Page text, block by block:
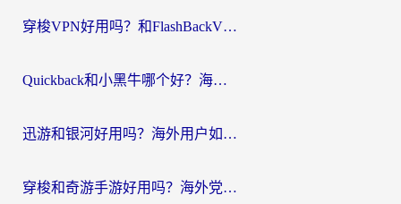
穿梭VPN好用吗？和FlashBackVPN对比哪个回国效果更好？
Quickback和小黑牛哪个好？海外党亲测指南，选对回国加速器秒回国内
迅游和银河好用吗？海外用户如何选择回国加速器实现无缝访问国内资源
穿梭和奇游手游好用吗？海外党亲测3款回国加速器，附蜜蜂加速器七天试用攻略